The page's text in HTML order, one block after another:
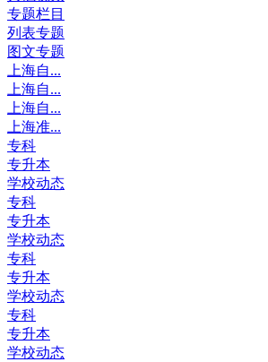
专题栏目
列表专题
图文专题
上海自...
上海自...
上海自...
上海准...
专科
专升本
学校动态
专科
专升本
学校动态
专科
专升本
学校动态
专科
专升本
学校动态